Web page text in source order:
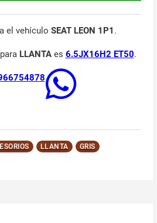
el vehículo SEAT LEON 1P1 .
LLANTAes 6.5JX16H2 ET50.
LLANTA
GRIS